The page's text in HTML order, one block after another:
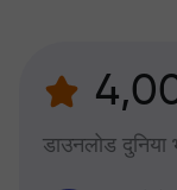
डाउनलोड दुनिया